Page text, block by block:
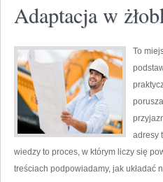
Adaptacja w
To
adresy
wiedzy to proces, w którym liczy się
treściach podpowiadamy, jak układać